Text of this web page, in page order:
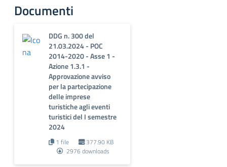
Documenti
DDG n. 300 del
21.03.2024 - POC
2014-2020 - Asse 1 -
Azione 1.3.1 -
Approvazione avviso
per la partecipazione
delle imprese
turistiche agli eventi
turistici del I semestre
2024
1 file
377.90 KB
2976 downloads